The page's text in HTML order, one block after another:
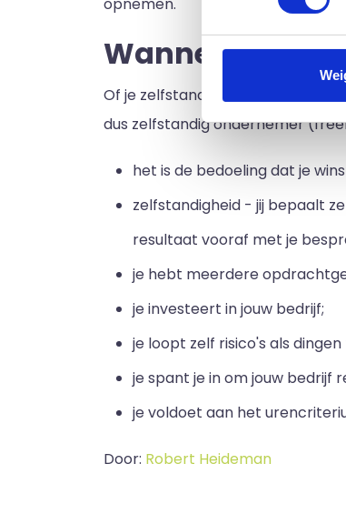
Wanneer ben
Of je zelfstandig ondernemer
dus zelfstandig ondernemer
het is de bedoeling dat je
zelfstandigheid - jij bepaalt
resultaat vooraf met je
je hebt meerdere
je investeert in jouw bedrijf;
je loopt zelf risico's als
je spant je in om jouw bedrijf
je voldoet aan het
Door: Robert Heideman